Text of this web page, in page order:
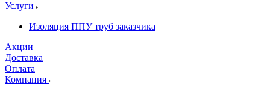
Услуги
Изоляция ППУ труб заказчика
Акции
Доставка
Оплата
Компания